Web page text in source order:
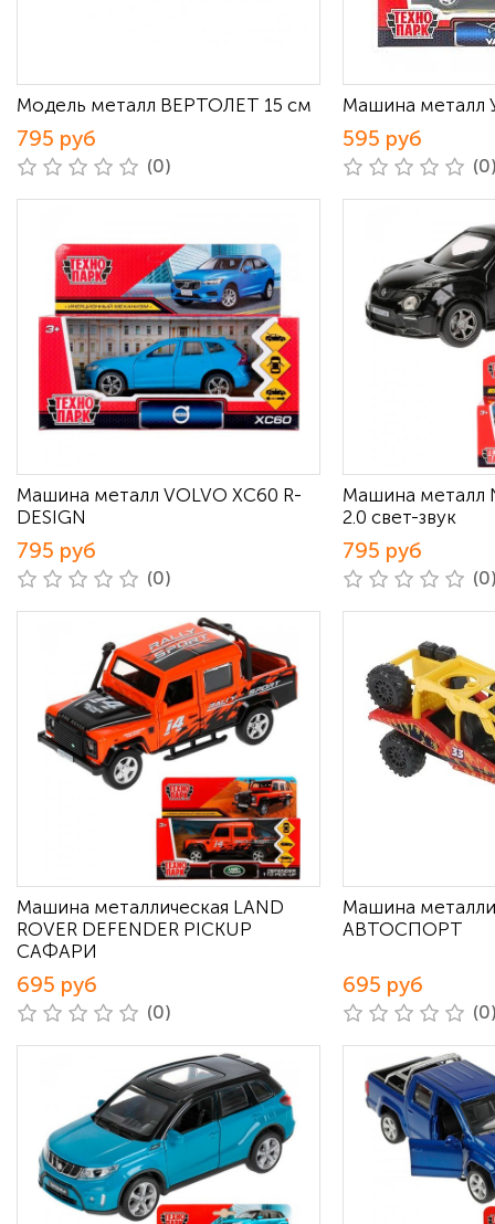
Модель металл ВЕРТОЛЕТ 15 см
795 руб
(0)
Машина металл
595 руб
Машина металл VOLVO XC60 R-
DESIGN
795 руб
(0)
Машина металл
2.0 свет-звук
795 руб
Машина металлическая LAND
ROVER DEFENDER PICKUP
САФАРИ
695 руб
(0)
Машина
АВТОСПОРТ
695 руб